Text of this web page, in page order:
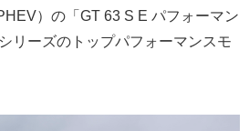
）の「GT 63 S E パフォーマン
リーズのトップパフォーマンスモ